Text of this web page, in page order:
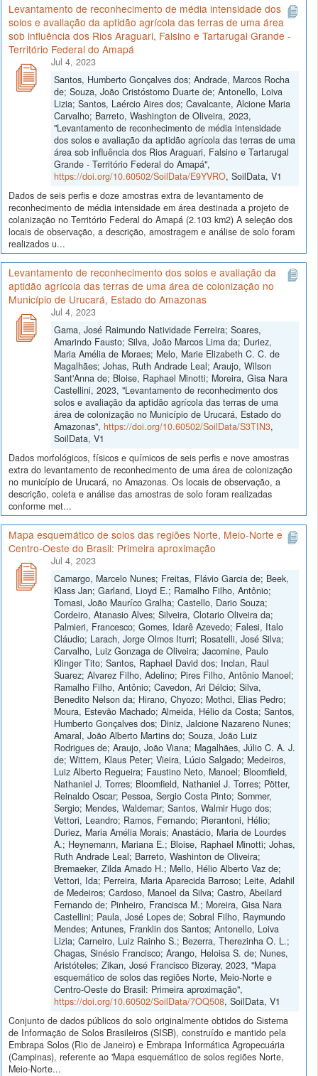
Levantamento de reconhecimento de média intensidade dos
solos e avaliação da aptidão agrícola das terras de uma área
sob influência dos Rios Araguari, Falsino e Tartarugal Grande -
Território Federal do Amapá
Jul 4, 2023
Santos, Humberto Gonçalves dos; Andrade, Marcos Rocha
de; Souza, João Cristóstomo Duarte de; Antonello, Loiva
Lizia; Santos, Laércio Aires dos; Cavalcante, Alcione Maria
Carvalho; Barreto, Washington de Oliveira, 2023,
"Levantamento de reconhecimento de média intensidade
dos solos e avaliação da aptidão agrícola das terras de uma
área sob influência dos Rios Araguari, Falsino e Tartarugal
Grande - Território Federal do Amapá",
https://doi.org/10.60502/SoilData/E9YVRO, SoilData, V1
Dados de seis perfis e doze amostras extra de levantamento de
reconhecimento de média intensidade em área destinada a projeto de
colanização no Território Federal do Amapá (2.103 km2) A seleção dos
locais de observação, a descrição, amostragem e análise de solo foram
realizados u...
Levantamento de reconhecimento dos solos e avaliação da
aptidão agrícola das terras de uma área de colonização no
Município de Urucará, Estado do Amazonas
Jul 4, 2023
Gama, José Raimundo Natividade Ferreira; Soares,
Amarindo Fausto; Silva, João Marcos Lima da; Duriez,
Maria Amélia de Moraes; Melo, Marie Elizabeth C. C. de
Magalhães; Johas, Ruth Andrade Leal; Araujo, Wilson
Sant'Anna de; Bloise, Raphael Minotti; Moreira, Gisa Nara
Castellini, 2023, "Levantamento de reconhecimento dos
solos e avaliação da aptidão agrícola das terras de uma
área de colonização no Município de Urucará, Estado do
Amazonas", https://doi.org/10.60502/SoilData/S3TIN3,
SoilData, V1
Dados morfológicos, físicos e químicos de seis perfis e nove amostras
extra do levantamento de reconhecimento de uma área de colonização
no município de Urucará, no Amazonas. Os locais de observação, a
descrição, coleta e análise das amostras de solo foram realizadas
conforme met...
Mapa esquemático de solos das regiões Norte, Meio-Norte e
Centro-Oeste do Brasil: Primeira aproximação
Jul 4, 2023
Camargo, Marcelo Nunes; Freitas, Flávio Garcia de; Beek,
Klass Jan; Garland, Lioyd E.; Ramalho Filho, Antônio;
Tomasi, João Mauríco Gralha; Castello, Dario Souza;
Cordeiro, Atanasio Alves; Silveira, Clotario Oliveira da;
Palmieri, Francesco; Gomes, Idarê Azevedo; Falesi, Italo
Cláudio; Larach, Jorge Olmos Iturri; Rosatelli, José Silva;
Carvalho, Luiz Gonzaga de Oliveira; Jacomine, Paulo
Klinger Tito; Santos, Raphael David dos; Inclan, Raul
Suarez; Alvarez Filho, Adelino; Pires Filho, Antônio Manoel;
Ramalho Filho, Antônio; Cavedon, Ari Délcio; Silva,
Benedito Nelson da; Hirano, Chyozo; Mothci, Elias Pedro;
Moura, Estevão Machado; Almeida, Hélio da Costa; Santos,
Humberto Gonçalves dos; Diniz, Jalcione Nazareno Nunes;
Amaral, João Alberto Martins do; Souza, João Luiz
Rodrigues de; Araujo, João Viana; Magalhães, Júlio C. A. J.
de; Wittern, Klaus Peter; Vieira, Lúcio Salgado; Medeiros,
Luiz Alberto Regueira; Faustino Neto, Manoel; Bloomfield,
Nathaniel J. Torres; Bloomfield, Nathaniel J. Torres; Pötter,
Reinaldo Oscar; Pessoa, Sergio Costa Pinto; Sommer,
Sergio; Mendes, Waldemar; Santos, Walmir Hugo dos;
Vettori, Leandro; Ramos, Fernando; Pierantoni, Hélio;
Duriez, Maria Amélia Morais; Anastácio, Maria de Lourdes
A.; Heynemann, Mariana E.; Bloise, Raphael Minotti; Johas,
Ruth Andrade Leal; Barreto, Washinton de Oliveira;
Bremaeker, Zilda Amado H.; Mello, Hélio Alberto Vaz de;
Vettori, Ida; Perreira, Maria Aparecida Barroso; Leite, Adahil
de Medeiros; Cardoso, Manoel da Silva; Castro, Abeilard
Fernando de; Pinheiro, Francisca M.; Moreira, Gisa Nara
Castellini; Paula, José Lopes de; Sobral Filho, Raymundo
Mendes; Antunes, Franklin dos Santos; Antonello, Loiva
Lizia; Carneiro, Luiz Rainho S.; Bezerra, Therezinha O. L.;
Chagas, Sinésio Francisco; Arango, Heloisa S. de; Nunes,
Aristóteles; Zikan, José Francisco Bizeray, 2023, "Mapa
esquemático de solos das regiões Norte, Meio-Norte e
Centro-Oeste do Brasil: Primeira aproximação",
https://doi.org/10.60502/SoilData/7OQ508, SoilData, V1
Conjunto de dados públicos do solo originalmente obtidos do Sistema
de Informação de Solos Brasileiros (SISB), construído e mantido pela
Embrapa Solos (Rio de Janeiro) e Embrapa Informática Agropecuária
(Campinas), referente ao 'Mapa esquemático de solos regiões Norte,
Meio-Norte...